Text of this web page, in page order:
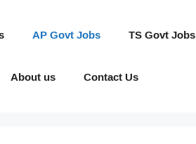
AP Govt Jobs TS Govt Jobs
About us Contact Us